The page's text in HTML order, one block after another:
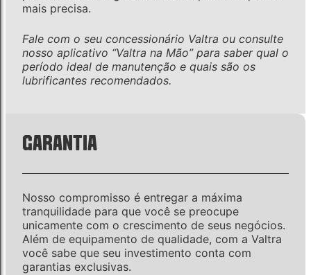
mais precisa.
Fale com o seu concessionário Valtra ou consulte
nosso aplicativo “Valtra na Mão” para saber qual o
período ideal de manutenção e quais são os
lubrificantes recomendados.
GARANTIA
Nosso compromisso é entregar a máxima
tranquilidade para que você se preocupe
unicamente com o crescimento de seus negócios.
Além de equipamento de qualidade, com a Valtra
você sabe que seu investimento conta com
garantias exclusivas.